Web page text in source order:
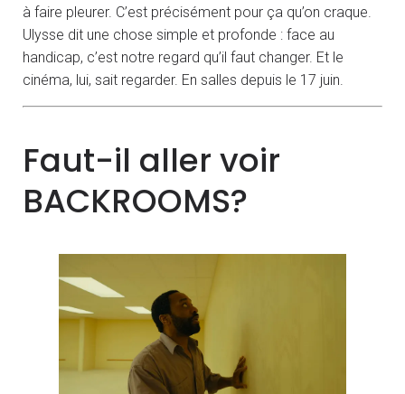
à faire pleurer. C’est précisément pour ça qu’on craque.
Ulysse dit une chose simple et profonde : face au
handicap, c’est notre regard qu’il faut changer. Et le
cinéma, lui, sait regarder. En salles depuis le 17 juin.
Faut-il aller voir
BACKROOMS?